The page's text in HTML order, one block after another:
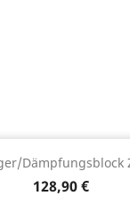
Dämpfungsblock
Preis
128,90 €